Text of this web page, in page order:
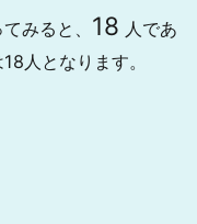
みると、 18 人であ
人となります。